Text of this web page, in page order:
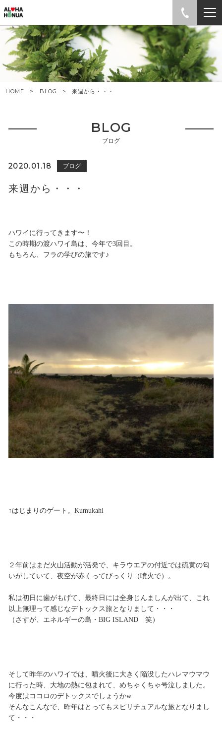
BLOG
ブログ
HOME BLOG 来週から・・・
2020.01.18 ブログ
来週から・・・
ハワイに行ってきます〜！
この時期の渡ハワイ島は、今年で3回目。
もちろん、フラの学びの旅です♪
↑はじまりのゲート。Kumukahi
２年前はまだ火山活動が活発で、キラウエアの付近では硫黄の匂
いがしていて、夜空が赤くってびっくり（噴火で）。
私は初日に歯がもげて、最終日には全身じんましんが出て、これ
以上無理って感じなデトックス旅となりまして・・・
（さすが、エネルギーの島・BIG ISLAND 笑）
そして昨年のハワイでは、噴火後に大きく陥没したハレマウマウ
に行った時、大地の熱に包まれて、めちゃくちゃ号泣しました。
今度はココロのデトックスでしょうかw
そんなこんなで、昨年はとってもスピリチュアルな旅となりまし
て・・・